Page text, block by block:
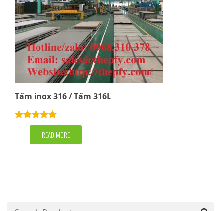
Tấm inox 316 / Tấm 316L
Rated5.00
out of 5READ MORE